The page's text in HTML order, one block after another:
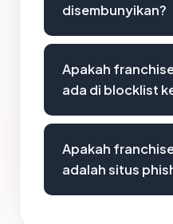
disembunyikan?
Apakah
ada di blocklist
Apakah
adalah situs